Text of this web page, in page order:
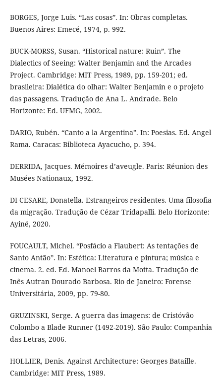
BORGES, Jorge Luis. “Las cosas”. In: Obras completas.
Buenos Aires: Emecé, 1974, p. 992.
BUCK-MORSS, Susan. “Historical nature: Ruin”. The
Dialectics of Seeing: Walter Benjamin and the Arcades
Project. Cambridge: MIT Press, 1989, pp. 159-201; ed.
brasileira: Dialética do olhar: Walter Benjamin e o projeto
das passagens. Tradução de Ana L. Andrade. Belo
Horizonte: Ed. UFMG, 2002.
DARIO, Rubén. “Canto a la Argentina”. In: Poesias. Ed. Angel
Rama. Caracas: Biblioteca Ayacucho, p. 394.
DERRIDA, Jacques. Mémoires d’aveugle. Paris: Réunion des
Musées Nationaux, 1992.
DI CESARE, Donatella. Estrangeiros residentes. Uma filosofia
da migração. Tradução de Cézar Tridapalli. Belo Horizonte:
Ayiné, 2020.
FOUCAULT, Michel. “Posfácio a Flaubert: As tentações de
Santo Antão”. In: Estética: Literatura e pintura; música e
cinema. 2. ed. Ed. Manoel Barros da Motta. Tradução de
Inês Autran Dourado Barbosa. Rio de Janeiro: Forense
Universitária, 2009, pp. 79-80.
GRUZINSKI, Serge. A guerra das imagens: de Cristóvão
Colombo a Blade Runner (1492-2019). São Paulo: Companhia
das Letras, 2006.
HOLLIER, Denis. Against Architecture: Georges Bataille.
Cambridge: MIT Press, 1989.